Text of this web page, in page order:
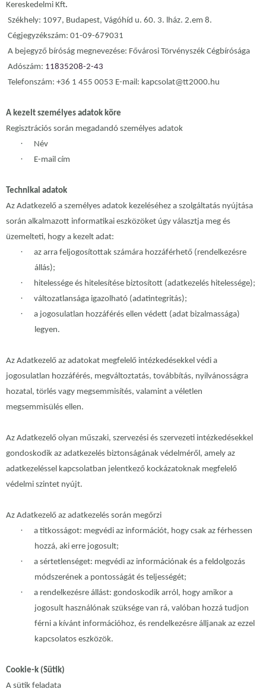
Kereskedelmi Kft.
Székhely: 1097, Budapest, Vágóhíd u. 60. 3. lház. 2.em 8.
Cégjegyzékszám: 01-09-679031
A bejegyző bíróság megnevezése: Fővárosi Törvényszék Cégbírósága
Adószám: 11835208-2-43
Telefonszám: +36 1 455 0053 E-mail: kapcsolat@tt2000.hu
A kezelt személyes adatok köre
Regisztrációs során megadandó személyes adatok
· Név
· E-mail cím
Technikai adatok
Az Adatkezelő a személyes adatok kezeléséhez a szolgáltatás nyújtása
során alkalmazott informatikai eszközöket úgy választja meg és
üzemelteti, hogy a kezelt adat:
·
az arra feljogosítottak számára hozzáférhető (rendelkezésre
állás);
· hitelessége és hitelesítése biztosított (adatkezelés hitelessége);
· változatlansága igazolható (adatintegritás);
·
a jogosulatlan hozzáférés ellen védett (adat bizalmassága)
legyen.
Az Adatkezelő az adatokat megfelelő intézkedésekkel védi a
jogosulatlan hozzáférés, megváltoztatás, továbbítás, nyilvánosságra
hozatal, törlés vagy megsemmisítés, valamint a véletlen
megsemmisülés ellen.
Az Adatkezelő olyan műszaki, szervezési és szervezeti intézkedésekkel
gondoskodik az adatkezelés biztonságának védelméről, amely az
adatkezeléssel kapcsolatban jelentkező kockázatoknak megfelelő
védelmi szintet nyújt.
Az Adatkezelő az adatkezelés során megőrzi
·
a titkosságot: megvédi az információt, hogy csak az férhessen
hozzá, aki erre jogosult;
·
a sértetlenséget: megvédi az információnak és a feldolgozás
módszerének a pontosságát és teljességét;
·
a rendelkezésre állást: gondoskodik arról, hogy amikor a
jogosult használónak szüksége van rá, valóban hozzá tudjon
férni a kívánt információhoz, és rendelkezésre álljanak az ezzel
kapcsolatos eszközök.
Cookie-k (Sütik)
A sütik feladata